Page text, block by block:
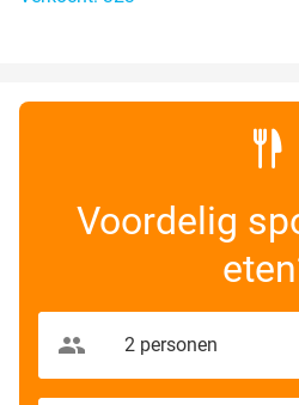
Voordelig